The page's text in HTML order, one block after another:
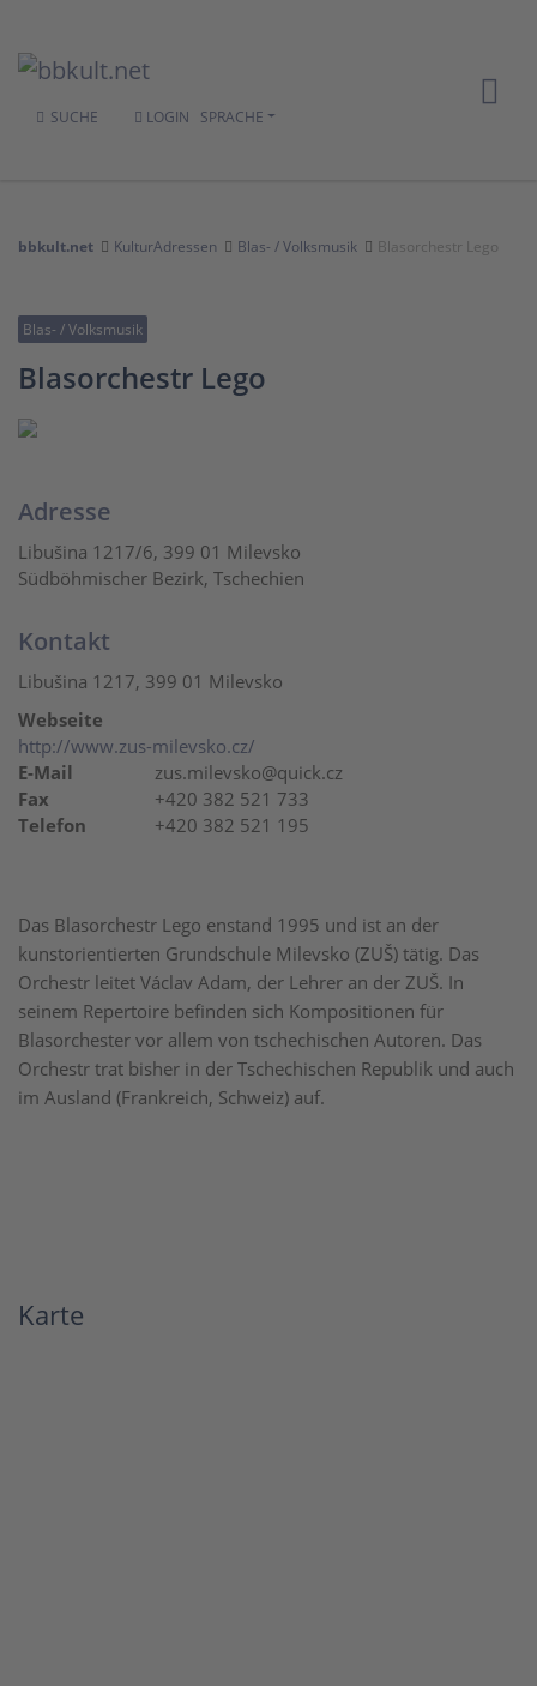
SUCHE LOGIN SPRACHE
bbkult.net KulturAdressen Blas- / Volksmusik Blasorchestr Lego
Blas- / Volksmusik
Blasorchestr Lego
Das Blasorchestr Lego enstand 1995 und ist an der
kunstorientierten Grundschule Milevsko (ZUŠ) tätig. Das
Orchestr leitet Václav Adam, der Lehrer an der ZUŠ. In
seinem Repertoire befinden sich Kompositionen für
Blasorchester vor allem von tschechischen Autoren. Das
Orchestr trat bisher in der Tschechischen Republik und auch
im Ausland (Frankreich, Schweiz) auf.
Adresse
Libušina 1217/6, 399 01 Milevsko
Südböhmischer Bezirk, Tschechien
Kontakt
Libušina 1217, 399 01 Milevsko
Webseite
http://www.zus-milevsko.cz/
E-Mail
zus.milevsko@quick.cz
Fax
+420 382 521 733
Telefon
+420 382 521 195
Karte